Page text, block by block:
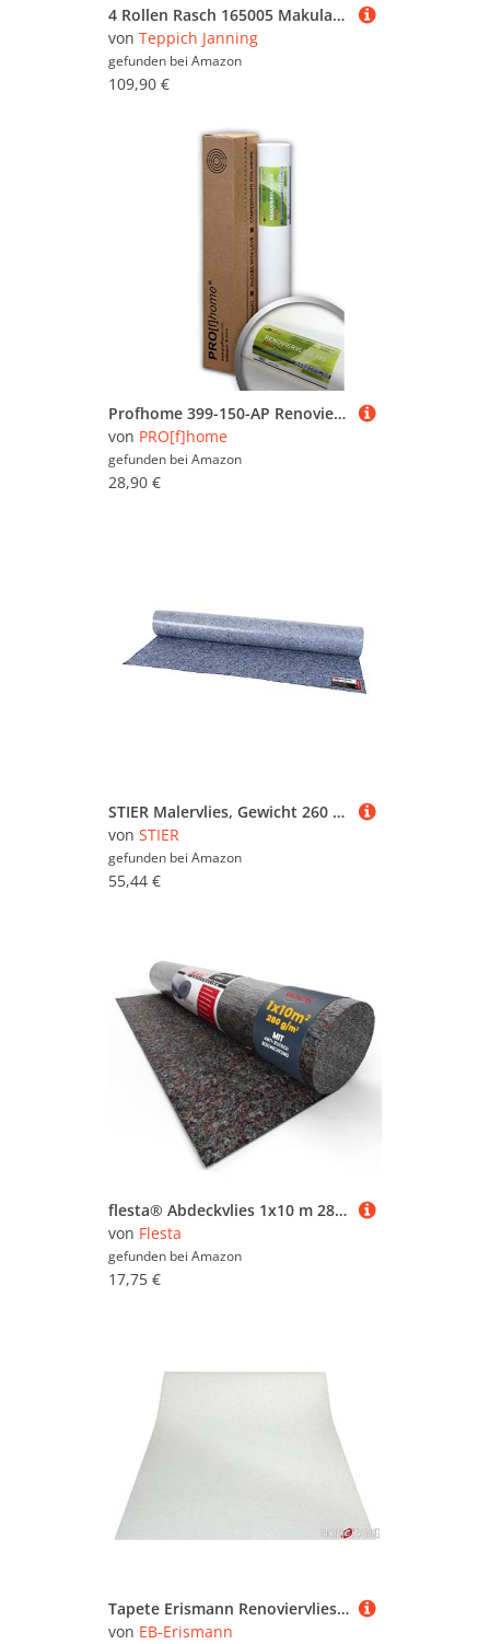
4 Rollen Rasch 165005 Makulaturvlies Glattvlies Renoviervlies 4x 25mx0,75m = 75m² Malervlies
von Teppich Janning
gefunden bei Amazon
109,90 €
Profhome 399-150-AP Renoviervlies 150 g Malervlies Anstrich-Vlies glatte überstreichbare Vliestapete weiß 18,75 qm 25 Meter Rolle FSC® MIX Nr. TSUD-COC-001718-KR
von PRO[f]home
gefunden bei Amazon
28,90 €
STIER Malervlies, Gewicht 260 g/m², Länge 50 m, Abdeckvlies, Schutzvlies, Premium Oberflächenschutz Vlies grau, PE-Folie Anti Rutsch Beschichtung, Möbelschutz
von STIER
gefunden bei Amazon
55,44 €
flesta® Abdeckvlies 1x10 m 280g, 10 m² Malervlies in Profi Qualität Renoviervlies Abdeckung Schutzvlies Bodenschutz Bodenvlies Vlies Malerfilz Maler-Vlies saugfähig rutschfest grau-meliert
von Flesta
gefunden bei Amazon
17,75 €
Tapete Erismann Renoviervlies 3333-5 Malervlies 25x0,75 Meter Glattvlies 150g/m²
von EB-Erismann